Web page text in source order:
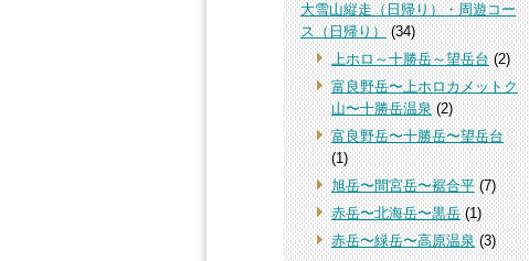
大雪山縦走（日帰り）・周遊コー
ス（日帰り）(34)
上ホロ～十勝岳～望岳台(2)
富良野岳〜上ホロカメットク
山〜十勝岳温泉(2)
富良野岳〜十勝岳〜望岳台
(1)
旭岳〜間宮岳〜裾合平(7)
赤岳〜北海岳〜黒岳(1)
赤岳〜緑岳〜高原温泉(3)